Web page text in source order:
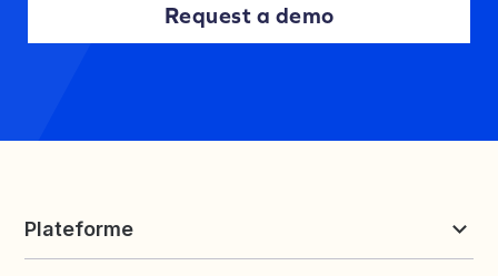
Request a demo
Plateforme